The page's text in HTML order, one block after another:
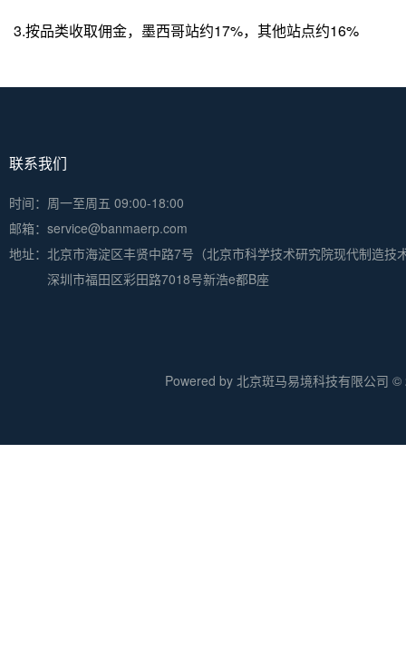
3.按品类收取佣金，墨西哥站约17%，其他站点约16%
联系我们
时间：周一至周五 09:00-18:00
邮箱：service@banmaerp.com
地址： 北京市海淀区丰贤中路7号（北京市科学技术研究院现代制造技
深圳市福田区彩田路7018号新浩e都B座
Powered by 北京斑马易境科技有限公司